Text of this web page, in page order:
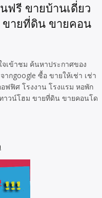
ฟรี ขายบ้านเดี่ยว
ขายที่ดิน ขายคอน
เข้าชม ค้นหาประกาศของ
ากgoogle ซื้อ ขายให้เช่า เช่า
ฟิศ โรงงาน โรงแรม หอพัก
าวน์โฮม ขายที่ดิน ขายคอนโด